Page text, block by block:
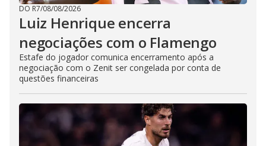
DO R7/08/08/2026
Luiz Henrique encerra
negociações com o Flamengo
Estafe do jogador comunica encerramento após a
negociação com o Zenit ser congelada por conta de
questões financeiras